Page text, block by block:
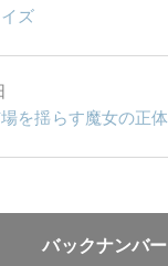
ズ
を揺らす魔女の正体
バックナンバー